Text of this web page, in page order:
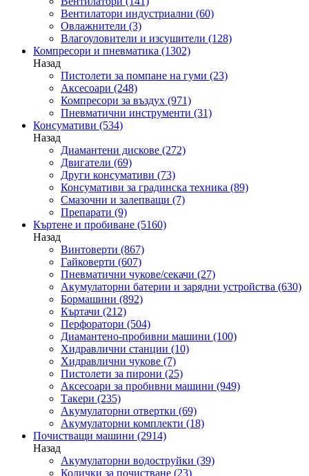
Вентилатори индустриални (60)
Овлажнители (3)
Влагоуловители и изсушители (128)
Компресори и пневматика (1302)
Назад
Пистолети за помпане на гуми (23)
Аксесоари (248)
Компресори за въздух (971)
Пневматични инструменти (31)
Консумативи (534)
Назад
Диамантени дискове (272)
Двигатели (69)
Други консумативи (73)
Консумативи за градинска техника (89)
Смазочни и залепващи (7)
Препарати (9)
Къртене и пробиване (5160)
Назад
Винтоверти (867)
Гайковерти (607)
Пневматични чукове/секачи (27)
Акумулаторни батерии и зарядни устройства (630)
Бормашини (892)
Къртачи (212)
Перфоратори (504)
Диамантено-пробивни машини (100)
Хидравлични станции (10)
Хидравлични чукове (7)
Пистолети за пирони (25)
Аксесоари за пробивни машини (949)
Такери (235)
Акумулаторни отвертки (69)
Акумулаторни комплекти (18)
Почистващи машини (2914)
Назад
Акумулаторни водоструйки (39)
Колички за почистване (23)